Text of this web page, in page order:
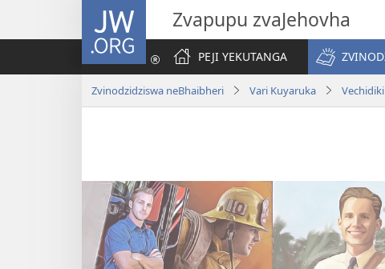
JW.ORG Zvapupu zvaJehovha
PEJI YEKUTANGA
Zvinodzidziswa neBhaibheri Vari Kuyaruka